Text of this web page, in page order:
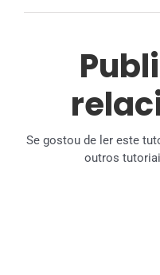
Se gostou de ler este
outros